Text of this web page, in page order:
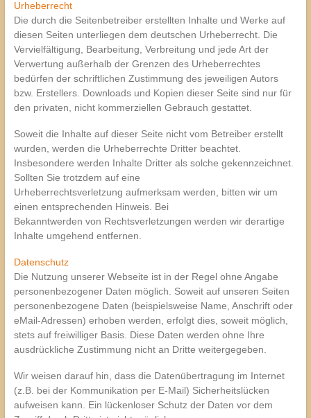
Urheberrecht
Die durch die Seitenbetreiber erstellten Inhalte und Werke auf
diesen Seiten unterliegen dem deutschen Urheberrecht. Die
Vervielfältigung, Bearbeitung, Verbreitung und jede Art der
Verwertung außerhalb der Grenzen des Urheberrechtes
bedürfen der schriftlichen Zustimmung des jeweiligen Autors
bzw. Erstellers. Downloads und Kopien dieser Seite sind nur für
den privaten, nicht kommerziellen Gebrauch gestattet.
Soweit die Inhalte auf dieser Seite nicht vom Betreiber erstellt
wurden, werden die Urheberrechte Dritter beachtet.
Insbesondere werden Inhalte Dritter als solche gekennzeichnet.
Sollten Sie trotzdem auf eine
Urheberrechtsverletzung aufmerksam werden, bitten wir um
einen entsprechenden Hinweis. Bei
Bekanntwerden von Rechtsverletzungen werden wir derartige
Inhalte umgehend entfernen.
Datenschutz
Die Nutzung unserer Webseite ist in der Regel ohne Angabe
personenbezogener Daten möglich. Soweit auf unseren Seiten
personenbezogene Daten (beispielsweise Name, Anschrift oder
eMail-Adressen) erhoben werden, erfolgt dies, soweit möglich,
stets auf freiwilliger Basis. Diese Daten werden ohne Ihre
ausdrückliche Zustimmung nicht an Dritte weitergegeben.
Wir weisen darauf hin, dass die Datenübertragung im Internet
(z.B. bei der Kommunikation per E-Mail) Sicherheitslücken
aufweisen kann. Ein lückenloser Schutz der Daten vor dem